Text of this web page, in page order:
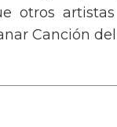
otros
Canción